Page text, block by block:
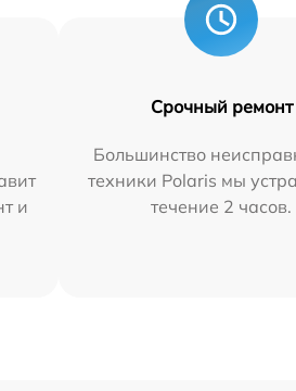
и
Срочный ремонт
Большинство
техники Polaris мы
течение 2 часов.